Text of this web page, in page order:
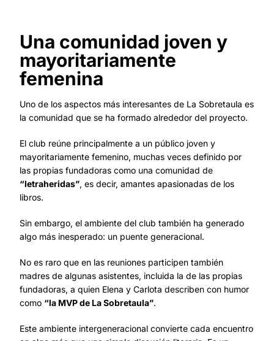
Una comunidad joven y
mayoritariamente
femenina
Uno de los aspectos más interesantes de La Sobretaula es
la comunidad que se ha formado alrededor del proyecto.
El club reúne principalmente a un público joven y
mayoritariamente femenino, muchas veces definido por
las propias fundadoras como una comunidad de
“letraheridas”, es decir, amantes apasionadas de los
libros.
Sin embargo, el ambiente del club también ha generado
algo más inesperado: un puente generacional.
No es raro que en las reuniones participen también
madres de algunas asistentes, incluida la de las propias
fundadoras, a quien Elena y Carlota describen con humor
como “la MVP de La Sobretaula”.
Este ambiente intergeneracional convierte cada encuentro